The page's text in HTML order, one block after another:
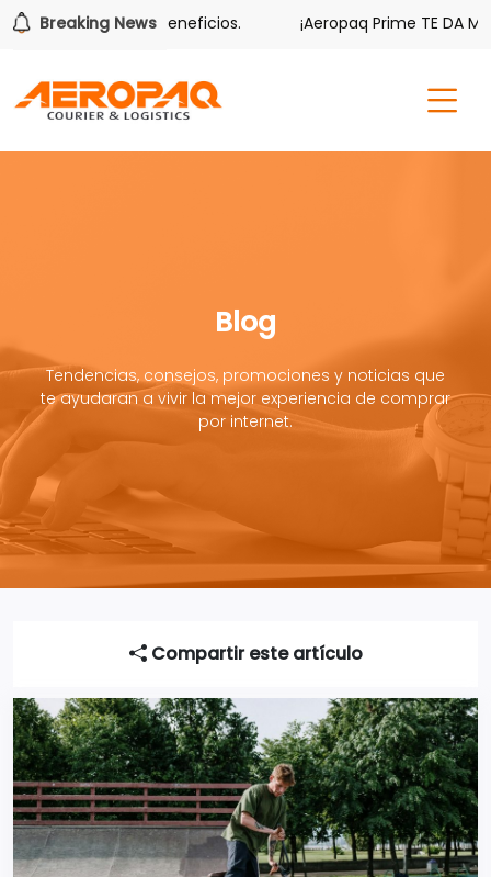
Breaking News
tiene sus beneficios. ¡Aeropaq Prime TE DA MÁS!
Blog
Tendencias, consejos, promociones y noticias que
te ayudaran a vivir la mejor experiencia de comprar
por internet.
Compartir este artículo